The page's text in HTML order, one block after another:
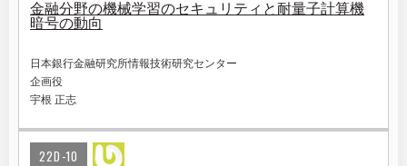
金融分野の機械学習のセキュリティと耐量子計算機
暗号の動向
日本銀行金融研究所情報技術研究センター
企画役
宇根 正志
22D-10